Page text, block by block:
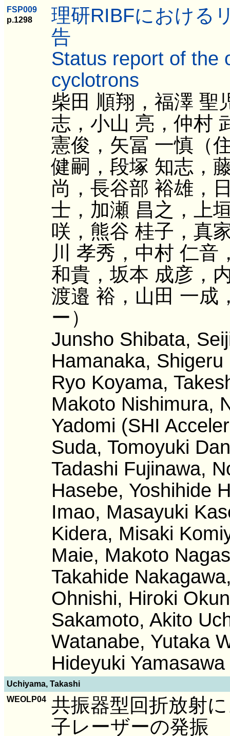
FSP009
p.1298
理研RIBFにおける
告
Status report of the
cyclotrons
柴田 順翔，福澤 聖
志，小山 亮，仲村
憲俊，矢冨 一慎（
健嗣，段塚 知志，
尚，長谷部 裕雄，
士，加瀬 昌之，上
咲，熊谷 桂子，真
川 孝秀，中村 仁音
和貴，坂本 成彦，
渡邉 裕，山田 一成
ー）
Junsho Shibata,
Hamanaka,
Ryo Koyama,
Makoto Nishimura,
Yadomi (SHI
Suda, Tomoyuki
Tadashi Fujinawa,
Hasebe, Yoshihide
Imao, Masayuki
Kidera, Misaki
Maie, Makoto
Takahide
Ohnishi, Hiroki
Sakamoto, Akito
Watanabe, Yutaka
Hideyuki
Uchiyama, Takashi
WEOLP04 共振器型回折放射
子レーザーの発振